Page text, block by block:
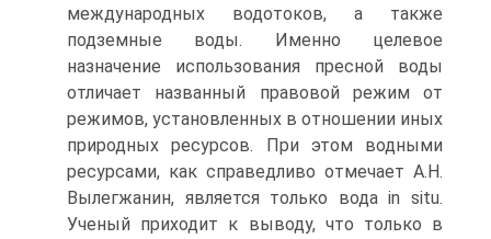
международных водотоков, а также
подземные воды. Именно целевое
назначение использования пресной воды
отличает названный правовой режим от
режимов, установленных в отношении иных
природных ресурсов. При этом водными
ресурсами, как справедливо отмечает А.Н.
Вылегжанин, является только вода in situ.
Ученый приходит к выводу, что только в